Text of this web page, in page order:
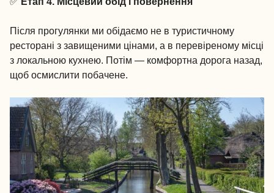
Після прогулянки ми обідаємо не в туристичному
ресторані з завищеними цінами, а в перевіреному місці
з локальною кухнею. Потім — комфортна дорога назад,
щоб осмислити побачене.